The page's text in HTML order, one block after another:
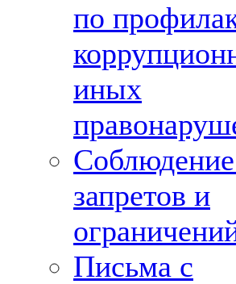
по
иных
запретов и
Письма с